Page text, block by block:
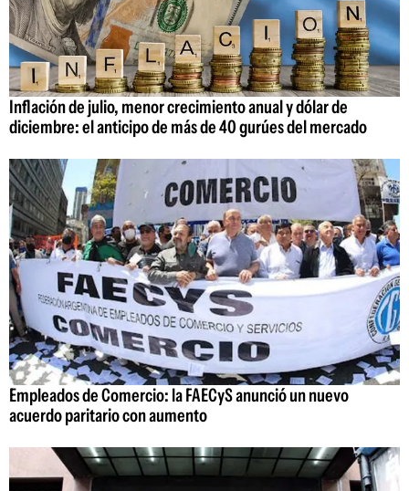
Inflación de julio, menor crecimiento anual y dólar de
diciembre: el anticipo de más de 40 gurúes del mercado
Empleados de Comercio: la FAECyS anunció un nuevo
acuerdo paritario con aumento